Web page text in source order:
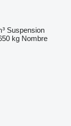
Suspension
kg Nombre